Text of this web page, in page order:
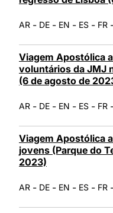
AR - DE - EN - ES - FR
Viagem Apostólica
voluntários da JMJ
(6 de agosto de
AR - DE - EN - ES - FR
Viagem Apostólica
jovens (Parque do
2023)
AR - DE - EN - ES - FR